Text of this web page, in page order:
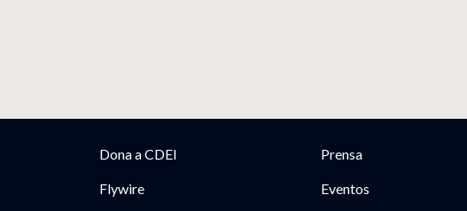
Dona a CDEI
Flywire
Prensa
Eventos